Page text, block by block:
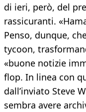
di ieri, però, del
rassicuranti.
Penso, dunque,
tycoon,
«buone notizie
flop. In linea con
dall’inviato Steve
sembra avere